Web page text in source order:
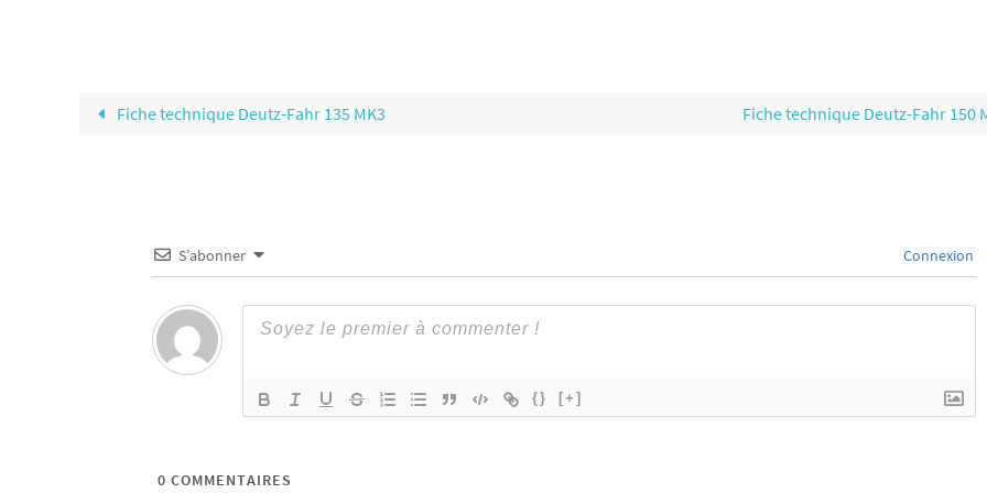
Fiche technique Deutz-Fahr 135 MK3 Fiche technique Deutz-Fahr 150
S’abonner Connexion
{} [+]
0 COMMENTAIRES